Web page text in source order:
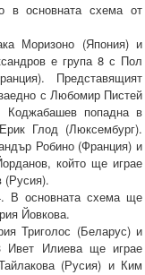
в основната схема от
Моризоно (Япония) и
е група 8 с Пол
Представящият
с Любомир Пистей
попадна в
Глод (Люксембург).
Робино (Франция) и
който ще играе
(Русия).
В основната схема ще
Йовкова.
Триголос (Беларус) и
Ивет Илиева ще играе
(Русия) и Ким